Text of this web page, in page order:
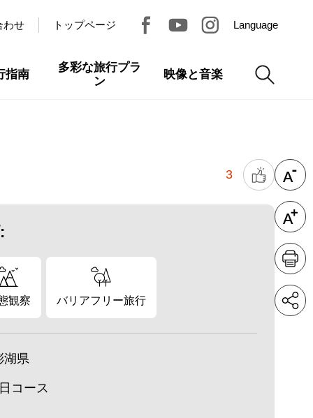
わせ トップページ Language
指南
多彩な旅行プラ
ン
映像と音楽
3
観察 バリアフリー旅行
湖県
コース